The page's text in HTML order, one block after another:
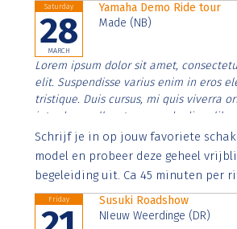
Saturday
28
MARCH
Yamaha Demo Ride tour
Made (NB)
Lorem ipsum dolor sit amet,
elit. Suspendisse varius enim in eros
tristique. Duis cursus, mi quis viverra
interdum nulla, ut commodo diam
Aenean faucibus nibh et justo cursus id
imperdiet. Nunc ut sem vitae risus
Schrijf je in op jouw favoriete
model en probeer deze geheel
begeleiding uit. Ca 45 minuten per
Friday
Susuki Roadshow
NIeuw Weerdinge (DR)